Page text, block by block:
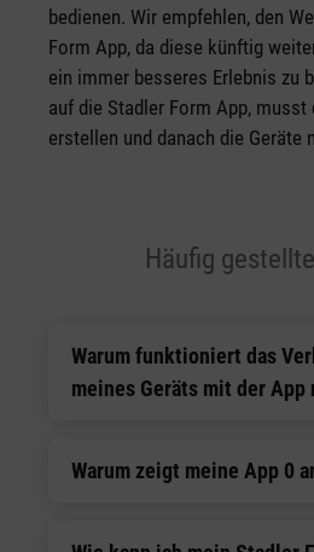
bedienen. Wir empfehlen, den
Form App, da diese künftig
ein immer besseres Erlebnis zu
auf die Stadler Form App, musst
erstellen und danach die Geräte
Häufig
Warum funktioniert das
meines Geräts mit der App
Warum zeigt meine App 0